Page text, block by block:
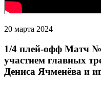
20 марта 2024
1/4 плей-офф Матч №
участием главных
Дениса Ячменёва и